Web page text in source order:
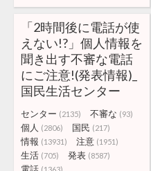
「2時間後に電話が使
えない!?」個人情報を
聞き出す不審な電話
にご注意!(発表情報)_
国民生活センター
センター (2135) 不審な (93)
個人 (2806) 国民 (217)
情報 (13931) 注意 (1951)
生活 (705) 発表 (8587)